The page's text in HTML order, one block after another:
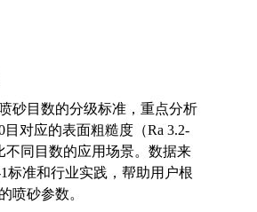
砂目数的分级标准，重点分析
目对应的表面粗糙度（Ra 3.2-
不同目数的应用场景。数据来
标准和行业实践，帮助用户根
喷砂参数。